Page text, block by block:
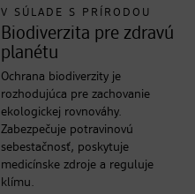
V SÚLADE S PRÍRODOU
Biodiverzita pre zdravú
planétu
Ochrana biodiverzity je
rozhodujúca pre zachovanie
ekologickej rovnováhy.
Zabezpečuje potravinovú
sebestačnosť, poskytuje
medicínske zdroje a reguluje
klímu.